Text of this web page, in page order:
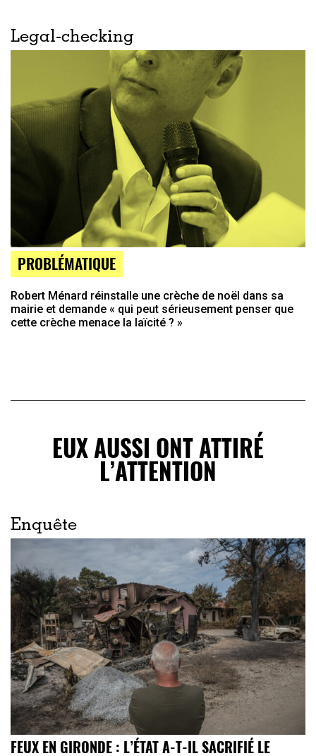
Legal-checking
PROBLÉMATIQUE
Robert Ménard réinstalle une crèche de noël dans sa
mairie et demande « qui peut sérieusement penser que
cette crèche menace la laïcité ? »
EUX AUSSI ONT ATTIRÉ
L’ATTENTION
Enquête
FEUX EN GIRONDE : L’ÉTAT A-T-IL SACRIFIÉ LE